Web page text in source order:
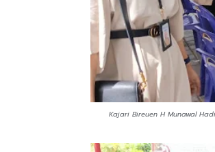
Kajari Bireuen H Munawal